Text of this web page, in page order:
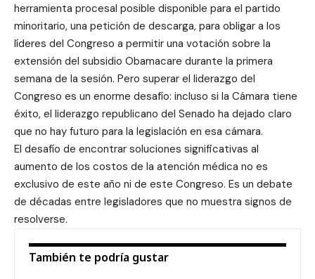
herramienta procesal posible disponible para el partido
minoritario, una petición de descarga, para obligar a los
líderes del Congreso a permitir una votación sobre la
extensión del subsidio Obamacare durante la primera
semana de la sesión. Pero superar el liderazgo del
Congreso es un enorme desafío: incluso si la Cámara tiene
éxito, el liderazgo republicano del Senado ha dejado claro
que no hay futuro para la legislación en esa cámara.
El desafío de encontrar soluciones significativas al
aumento de los costos de la atención médica no es
exclusivo de este año ni de este Congreso. Es un debate
de décadas entre legisladores que no muestra signos de
resolverse.
También te podría gustar